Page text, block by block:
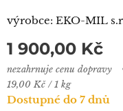
výrobce: EKO-MIL
1 900,00 Kč
nezahrnuje cenu dopravy
19,00 Kč / 1 kg
Dostupné do 7 dnů